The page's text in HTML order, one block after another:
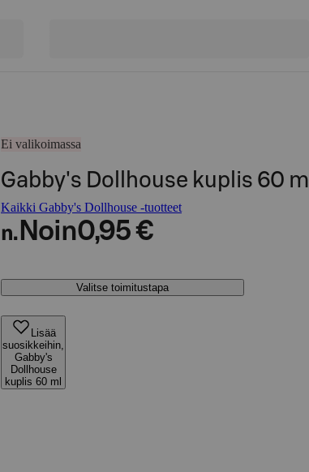
Ei valikoimassa
Gabby's Dollhouse kuplis 60 ml
Kaikki Gabby's Dollhouse -tuotteet
n. Noin0,95 €
Valitse toimitustapa
Lisää
suosikkeihin,
Gabby's
Dollhouse
kuplis 60 ml